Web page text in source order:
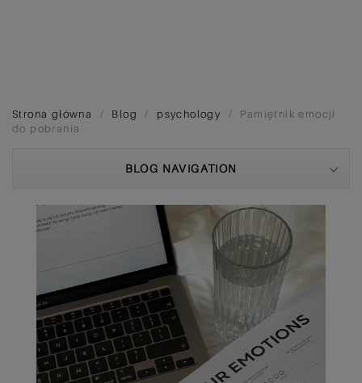
Strona główna Blog psychology
Pamiętnik emocji
do pobrania
BLOG NAVIGATION